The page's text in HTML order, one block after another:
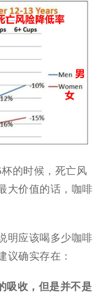
的时候，死亡风
大价值的话，咖啡
明应该喝多少咖啡
议确实存在：
吸收，但是并不是